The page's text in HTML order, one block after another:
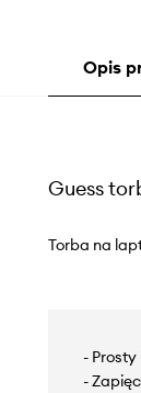
Opis
Guess
Torba na
-
-